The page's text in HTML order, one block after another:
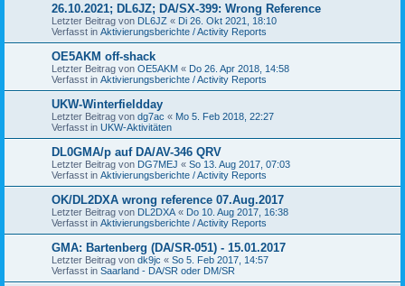
26.10.2021; DL6JZ; DA/SX-399: Wrong Reference
Letzter Beitrag von DL6JZ « Di 26. Okt 2021, 18:10
Verfasst in Aktivierungsberichte / Activity Reports
OE5AKM off-shack
Letzter Beitrag von OE5AKM « Do 26. Apr 2018, 14:58
Verfasst in Aktivierungsberichte / Activity Reports
UKW-Winterfieldday
Letzter Beitrag von dg7ac « Mo 5. Feb 2018, 22:27
Verfasst in UKW-Aktivitäten
DL0GMA/p auf DA/AV-346 QRV
Letzter Beitrag von DG7MEJ « So 13. Aug 2017, 07:03
Verfasst in Aktivierungsberichte / Activity Reports
OK/DL2DXA wrong reference 07.Aug.2017
Letzter Beitrag von DL2DXA « Do 10. Aug 2017, 16:38
Verfasst in Aktivierungsberichte / Activity Reports
GMA: Bartenberg (DA/SR-051) - 15.01.2017
Letzter Beitrag von dk9jc « So 5. Feb 2017, 14:57
Verfasst in Saarland - DA/SR oder DM/SR